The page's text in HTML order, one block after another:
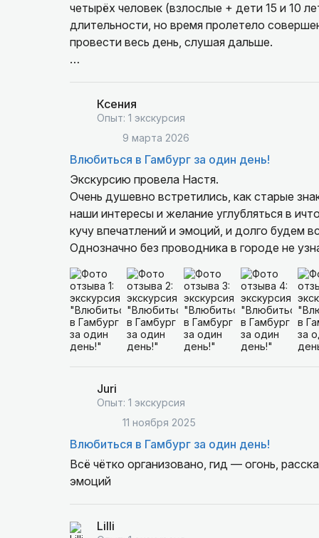
четырёх человек (взлослые + дети 15 и 10
длительности, но время пролетело
провести весь день, слушая дальше.
Подача была очень живая и лёгкая,
ценно, что удалось заинтересовать и
знает, с какого ракурса и где лучше
Название экскурсии «Влюбиться в
ярких впечатлений и очень тёплым
Мы с уверенностью можем рекомендовать
искренне и с большим удовольствием, и это
Ксения
Опыт: 1 экскурсия
9 марта 2026
Влюбиться в Гамбург за один день!
Экскурсию провела Настя.
Очень душевно встретились, как старые
наши интересы и желание углубляться в ичторию. Много
кучу впечатлений и эмоций, и долго будем
Однозначно без проводника в городе не
Спасибо, Насте!
Juri
Опыт: 1 экскурсия
11 ноября 2025
Влюбиться в Гамбург за один день!
Всё чётко организовано, гид — огонь,
эмоций
Lilli